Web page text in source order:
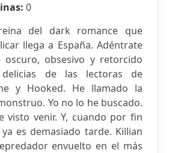
0
del dark romance que
llega a España. Adéntrate
obsesivo y retorcido
de las lectoras de
y Hooked. He llamado la
Yo no lo he buscado.
visto venir. Y, cuando por fin
es demasiado tarde. Killian
envuelto en el más